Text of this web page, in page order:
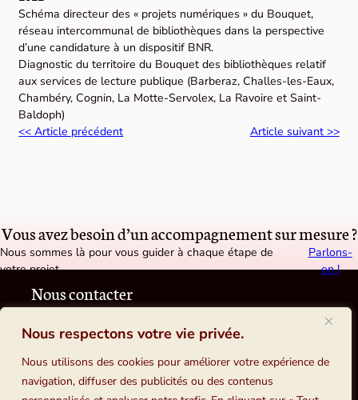
Nous respectons votre vie privée.
Nous utilisons des cookies pour améliorer votre expérience de
navigation, diffuser des publicités ou des contenus
Schéma directeur des « projets numériques » du Bouquet,
réseau intercommunal de bibliothèques dans la perspective
d’une candidature à un dispositif BNR.
Diagnostic du territoire du Bouquet des bibliothèques relatif
aux services de lecture publique (Barberaz, Challes-les-Eaux,
Chambéry, Cognin, La Motte-Servolex, La Ravoire et Saint-
Baldoph)
<< Article précédent
Article suivant >>
Vous avez besoin d’un accompagnement sur mesure ?
Nous sommes là pour vous guider à chaque étape de
votre projet.
Parlons-
en !
Nous contacter
Tosca consultants
Conseil en systèmes d'information et de documentation
12, rue Ernest Laval, 92170 VANVES